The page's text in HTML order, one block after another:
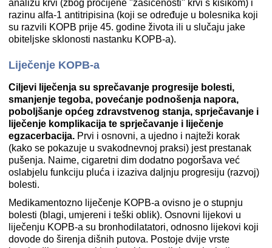
analizu krvi (zbog procijene "zasićenosti" krvi s kisikom) i
razinu alfa-1 antitripisina (koji se određuje u bolesnika koji
su razvili KOPB prije 45. godine života ili u slučaju jake
obiteljske sklonosti nastanku KOPB-a).
Liječenje KOPB-a
Ciljevi liječenja su sprečavanje progresije bolesti,
smanjenje tegoba, povećanje podnošenja napora,
poboljšanje općeg zdravstvenog stanja, sprječavanje i
liječenje komplikacija te sprječavanje i liječenje
egzacerbacija. Prvi i osnovni, a ujedno i najteži korak
(kako se pokazuje u svakodnevnoj praksi) jest prestanak
pušenja. Naime, cigaretni dim dodatno pogoršava već
oslabjelu funkciju pluća i izaziva daljnju progresiju (razvoj)
bolesti.
Medikamentozno liječenje KOPB-a ovisno je o stupnju
bolesti (blagi, umjereni i teški oblik). Osnovni lijekovi u
liječenju KOPB-a su bronhodilatatori, odnosno lijekovi koji
dovode do širenja dišnih putova. Postoje dvije vrste